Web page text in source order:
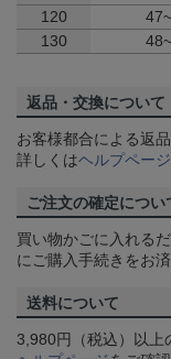
120
130
返品・交換について
お客様都合による返
詳しくはヘルプページ
ご注文の確定につい
買い物かごに入れる
にご購入手続きをお
送料について
3,980円（税込）以上